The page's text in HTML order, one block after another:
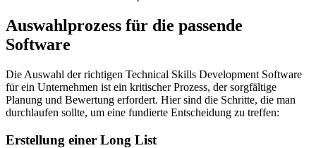
Auswahlprozess für die passende
Software
Die Auswahl der richtigen Technical Skills Development Software
für ein Unternehmen ist ein kritischer Prozess, der sorgfältige
Planung und Bewertung erfordert. Hier sind die Schritte, die man
durchlaufen sollte, um eine fundierte Entscheidung zu treffen:
Erstellung einer Long List